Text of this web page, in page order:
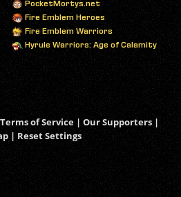
PocketMortys.net
Fire Emblem Heroes
Fire Emblem Warriors
Hyrule Warriors: Age of Calamity
Terms of Service | Our Supporters |
| Reset Settings